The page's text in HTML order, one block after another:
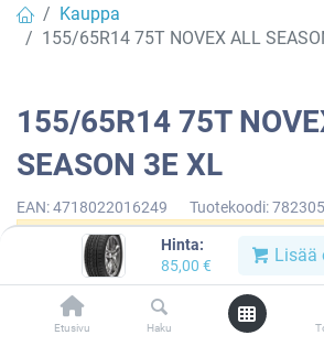
Hinta:
85,00 € Lisää
Etusivu Haku
Kauppa
155/65R14 75T NOVEX ALL
155/65R14 75T
SEASON 3E XL
EAN:4718022016249 Tuotekoodi:782305
Tällä tuotteella ei ole kelvollista
NOVEX